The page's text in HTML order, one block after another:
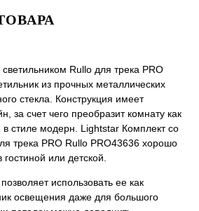
Rullo для трека PRO
из прочных металлических
стекла. Конструкция имеет
за счет чего преобразит комнату как
в стиле модерн. Lightstar Комплект со
трека PRO Rullo PRO43636 хорошо
или детской.
использовать ее как
освещения даже для большого